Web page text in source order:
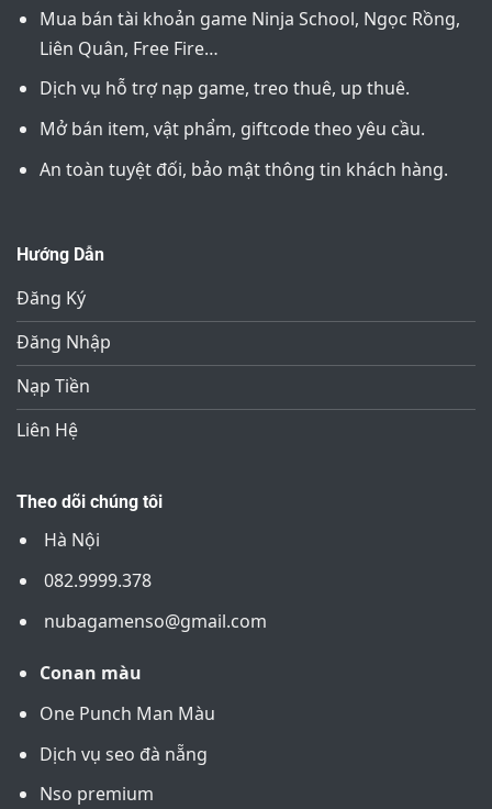
Mua bán tài khoản game Ninja School, Ngọc Rồng,
Liên Quân, Free Fire…
Dịch vụ hỗ trợ nạp game, treo thuê, up thuê.
Mở bán item, vật phẩm, giftcode theo yêu cầu.
An toàn tuyệt đối, bảo mật thông tin khách hàng.
Hướng Dẫn
Đăng Ký
Đăng Nhập
Nạp Tiền
Liên Hệ
Theo dõi chúng tôi
Hà Nội
082.9999.378
nubagamenso@gmail.com
Conan màu
One Punch Man Màu
Dịch vụ seo đà nẵng
Nso premium